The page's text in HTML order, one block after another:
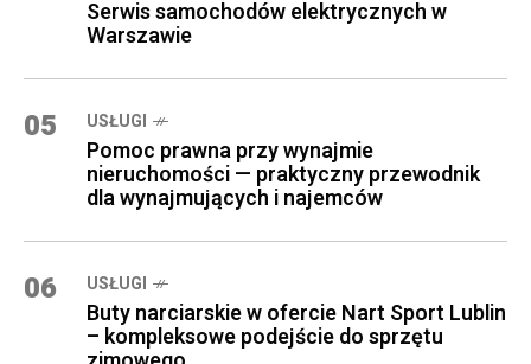
Serwis samochodów elektrycznych w
Warszawie
05 USŁUGI
Pomoc prawna przy wynajmie
nieruchomości — praktyczny przewodnik
dla wynajmujących i najemców
06 USŁUGI
Buty narciarskie w ofercie Nart Sport Lublin
– kompleksowe podejście do sprzętu